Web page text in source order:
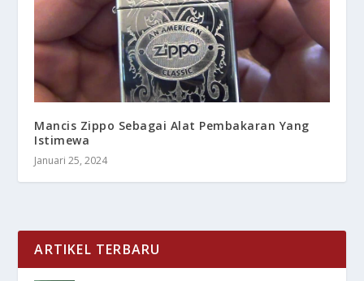
Mancis Zippo Sebagai Alat Pembakaran Yang
Istimewa
Januari 25, 2024
ARTIKEL TERBARU